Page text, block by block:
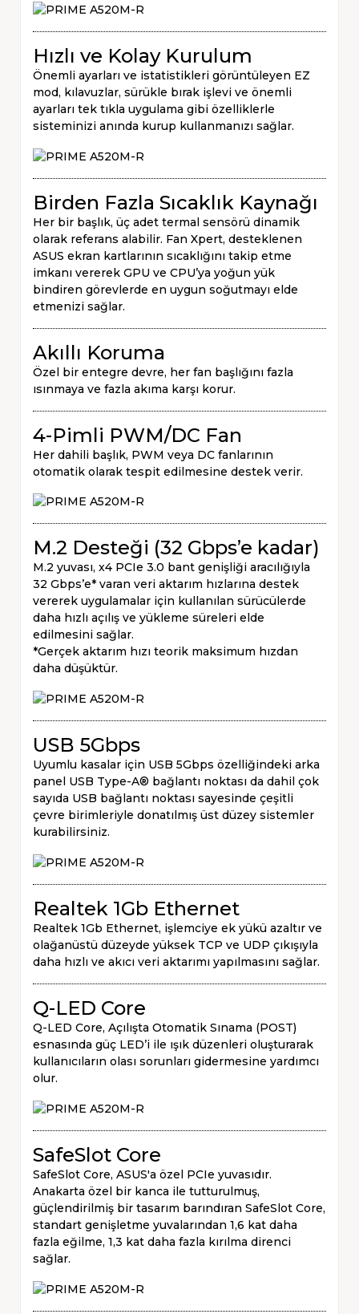
Hızlı ve Kolay Kurulum
Önemli ayarları ve istatistikleri görüntüleyen EZ
mod, kılavuzlar, sürükle bırak işlevi ve önemli
ayarları tek tıkla uygulama gibi özelliklerle
sisteminizi anında kurup kullanmanızı sağlar.
Birden Fazla Sıcaklık Kaynağı
Her bir başlık, üç adet termal sensörü dinamik
olarak referans alabilir. Fan Xpert, desteklenen
ASUS ekran kartlarının sıcaklığını takip etme
imkanı vererek GPU ve CPU’ya yoğun yük
bindiren görevlerde en uygun soğutmayı elde
etmenizi sağlar.
Akıllı Koruma
Özel bir entegre devre, her fan başlığını fazla
ısınmaya ve fazla akıma karşı korur.
4-Pimli PWM/DC Fan
Her dahili başlık, PWM veya DC fanlarının
otomatik olarak tespit edilmesine destek verir.
M.2 Desteği (32 Gbps’e kadar)
M.2 yuvası, x4 PCIe 3.0 bant genişliği aracılığıyla
32 Gbps’e* varan veri aktarım hızlarına destek
vererek uygulamalar için kullanılan sürücülerde
daha hızlı açılış ve yükleme süreleri elde
edilmesini sağlar.
*Gerçek aktarım hızı teorik maksimum hızdan
daha düşüktür.
USB 5Gbps
Uyumlu kasalar için USB 5Gbps özelliğindeki arka
panel USB Type-A® bağlantı noktası da dahil çok
sayıda USB bağlantı noktası sayesinde çeşitli
çevre birimleriyle donatılmış üst düzey sistemler
kurabilirsiniz.
Realtek 1Gb Ethernet
Realtek 1Gb Ethernet, işlemciye ek yükü azaltır ve
olağanüstü düzeyde yüksek TCP ve UDP çıkışıyla
daha hızlı ve akıcı veri aktarımı yapılmasını sağlar.
Q-LED Core
Q-LED Core, Açılışta Otomatik Sınama (POST)
esnasında güç LED’i ile ışık düzenleri oluşturarak
kullanıcıların olası sorunları gidermesine yardımcı
olur.
SafeSlot Core
SafeSlot Core, ASUS'a özel PCIe yuvasıdır.
Anakarta özel bir kanca ile tutturulmuş,
güçlendirilmiş bir tasarım barındıran SafeSlot Core,
standart genişletme yuvalarından 1,6 kat daha
fazla eğilme, 1,3 kat daha fazla kırılma direnci
sağlar.